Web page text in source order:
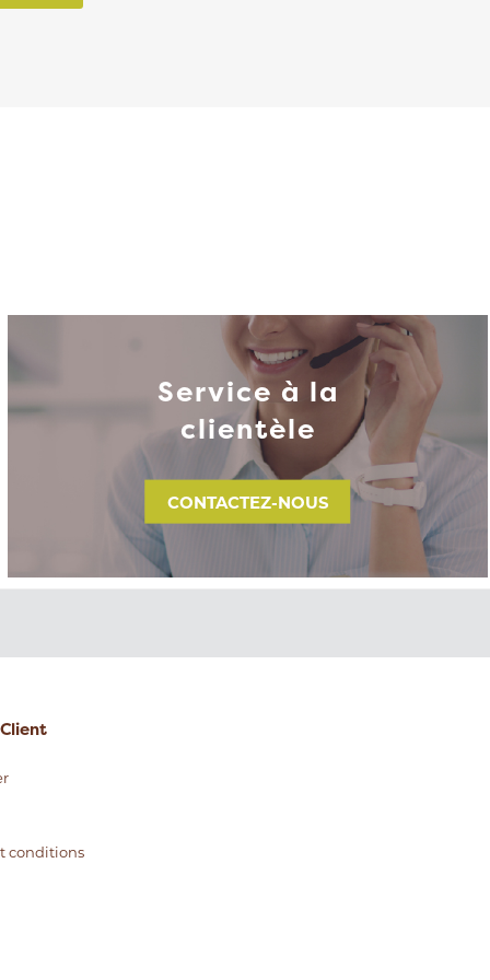
Service à la
clientèle
CONTACTEZ-NOUS
conditions